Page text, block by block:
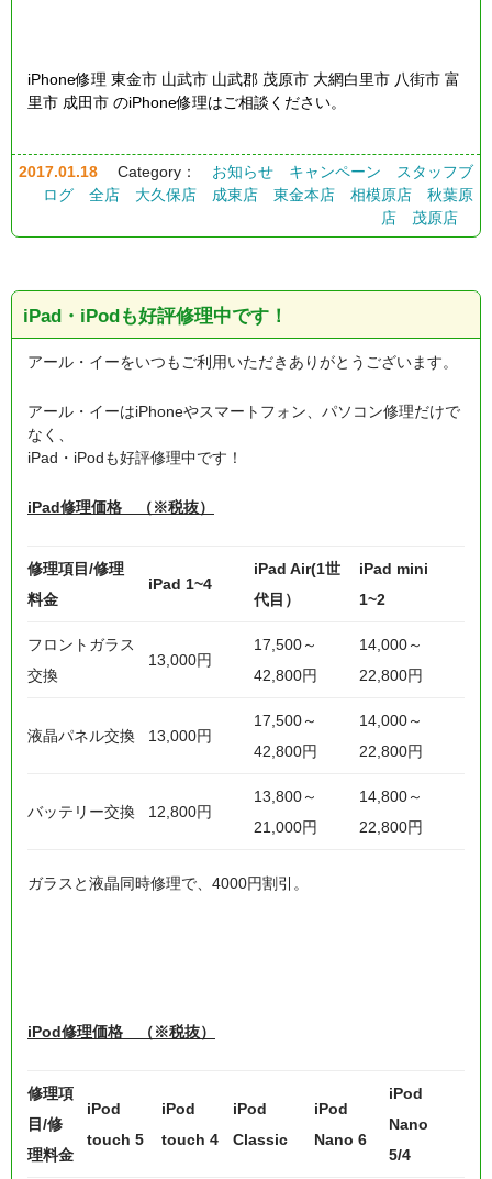
iPhone修理 東金市 山武市 山武郡 茂原市 大網白里市 八街市 富
里市 成田市 のiPhone修理はご相談ください。
2017.01.18 Category： お知らせ キャンペーン
スタッフブ
ログ
全店 大久保店 成東店 東金本店 相模原店
秋葉原
店
茂原店
iPad・iPodも好評修理中です！
アール・イーをいつもご利用いただきありがとうございます。
アール・イーはiPhoneやスマートフォン、パソコン修理だけで
なく、
iPad・iPodも好評修理中です！
iPad修理価格 （※税抜）
修理項目/修理
料金
iPad 1~4
iPad Air(1世
代目）
iPad mini
1~2
フロントガラス
交換
13,000円
17,500～
42,800円
14,000～
22,800円
液晶パネル交換 13,000円
17,500～
42,800円
14,000～
22,800円
バッテリー交換 12,800円
13,800～
21,000円
14,800～
22,800円
ガラスと液晶同時修理で、4000円割引。
iPod修理価格 （※税抜）
修理項
目/修
理料金
iPod
touch 5
iPod
touch 4
iPod
Classic
iPod
Nano 6
iPod
Nano
5/4